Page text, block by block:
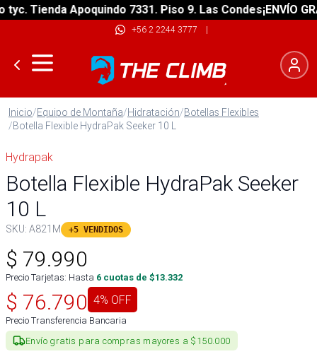
Tienda Apoquindo 7331. Piso 9. Las Condes¡ENVÍO
+56 2 2244 3777 |
Inicio/Equipo de Montaña/Hidratación/Botellas Flexibles
/Botella Flexible HydraPak Seeker 10 L
Hydrapak
Botella Flexible HydraPak Seeker
10 L
SKU: A821M +5 VENDIDOS
$ 79.990
Precio Tarjetas: Hasta 6 cuotas de $13.332
$ 76.790 4% OFF
Precio Transferencia Bancaria
Envío gratis para compras mayores a $150.000